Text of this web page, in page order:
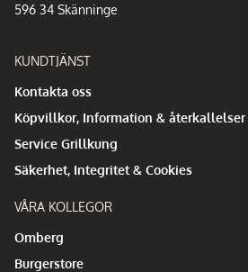
596 34 Skänninge
KUNDTJÄNST
Kontakta oss
Köpvillkor, Information & återkallelser
Service Grillkung
Säkerhet, Integritet & Cookies
VÅRA KOLLEGOR
Omberg
Burgerstore